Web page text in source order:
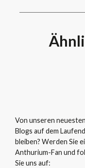
Von unseren neuesten
Blogs auf dem
bleiben? Werden Sie
Anthurium-Fan und
Sie uns auf: